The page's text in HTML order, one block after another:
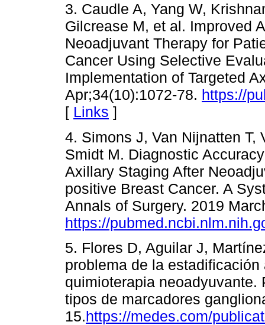
3. Caudle A, Yang W,
Gilcrease M, et al. Improved
Neoadjuvant Therapy for
Cancer Using Selective
Implementation of Targeted
Apr;34(10):1072-78. https://
[ Links ]
4. Simons J, Van Nijnatten T,
Smidt M. Diagnostic
Axillary Staging After
positive Breast Cancer. A
Annals of Surgery. 2019
https://
5. Flores D, Aguilar J,
problema de la
quimioterapia
tipos de marcadores
15.https://medes.com/